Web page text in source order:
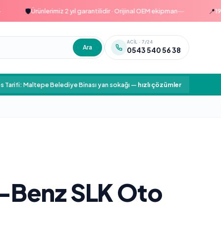
Ürünlerimiz 2 yıl garantilidir · Orijinal OEM ekipman—
Ara
ACIL · 7/24
0543 540 56 38
Tarifi: Maltepe Belediye Binası yan sokağı— hızlı çözümler
SLK Oto